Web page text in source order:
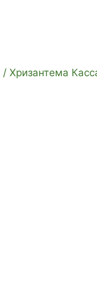
/ Хризантема